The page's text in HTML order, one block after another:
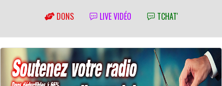
DONS LIVE VIDÉO TCHAT'